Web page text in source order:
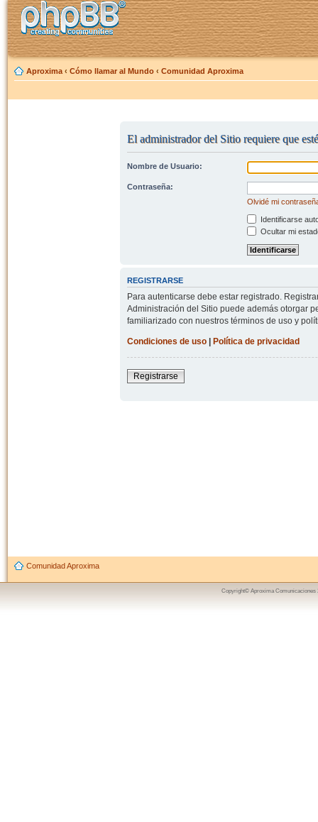
Aproxima ‹ Cómo llamar al Mundo ‹ Comunidad Aproxima
El administrador del Sitio requiere que
Nombre de Usuario:
Contraseña:
Olvidé mi
Identificarse
Ocultar mi
REGISTRARSE
Para autenticarse debe estar registrado.
Administración del Sitio puede además otorgar
familiarizado con nuestros términos de uso y
Condiciones de uso| Política de privacidad
Registrarse
Comunidad Aproxima
Copyright© Aproxima Comunicaciones